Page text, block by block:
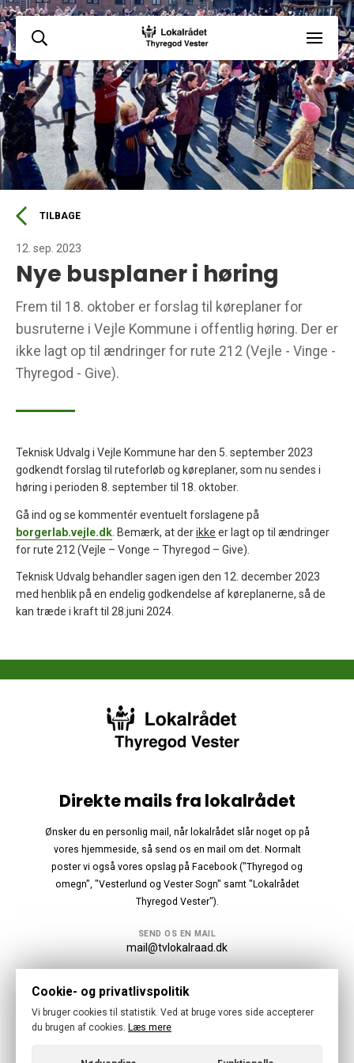
TILBAGE
12. sep. 2023
Nye busplaner i høring
Frem til 18. oktober er forslag til køreplaner for
busruterne i Vejle Kommune i offentlig høring. Der er
ikke lagt op til ændringer for rute 212 (Vejle - Vinge -
Thyregod - Give).
Teknisk Udvalg i Vejle Kommune har den 5. september 2023
godkendt forslag til ruteforløb og køreplaner, som nu sendes i
høring i perioden 8. september til 18. oktober.
Gå ind og se kommentér eventuelt forslagene på
borgerlab.vejle.dk . Bemærk, at derikke er lagt op til ændringer
for rute 212 (Vejle – Vonge – Thyregod – Give).
Teknisk Udvalg behandler sagen igen den 12. december 2023
med henblik på en endelig godkendelse af køreplanerne, så de
kan træde i kraft til 28.juni 2024.
Direkte mails fra lokalrådet
Ønsker du en personlig mail, når lokalrådet slår noget op på
vores hjemmeside, så send os en mail om det. Normalt
poster vi også vores opslag på Facebook ("Thyregod og
omegn", "Vesterlund og Vester Sogn" samt "Lokalrådet
Thyregod Vester").
SEND OS EN MAIL
mail@tvlokalraad.dk
Følg os
Cookie- og privatlivspolitik
Vi bruger cookies til statistik. Ved at bruge vores side accepterer
du brugen af cookies. Læs mere